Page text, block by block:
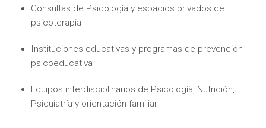
Consultas de Psicología y espacios privados de
psicoterapia
Instituciones educativas y programas de prevención
psicoeducativa
Equipos interdisciplinarios de Psicología, Nutrición,
Psiquiatría y orientación familiar